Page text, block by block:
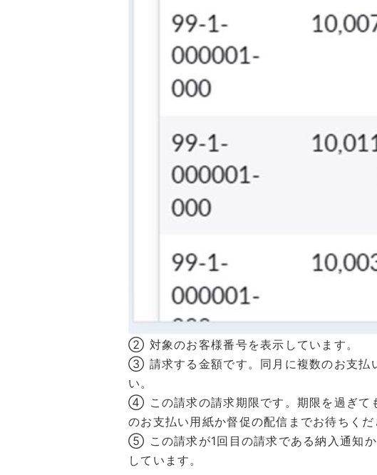
② 対象のお客様番号を表示しています。
③ 請求する金額です。同月に複数のお支払
い。
④ この請求の請求期限です。期限を過ぎて
のお支払い用紙か督促の配信までお待ちくだ
⑤ この請求が1回目の請求である納入通知
しています。